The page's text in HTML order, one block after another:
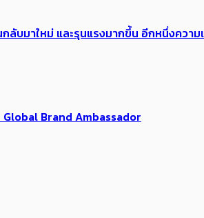
ลับมาใหม่ และรุนแรงมากขึ้น อีกหนึ่งคว
Global Brand Ambassador